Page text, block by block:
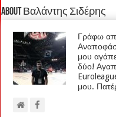
About Βαλάντης Σιδέρης
Γράφω
μου
δύο!
μου.